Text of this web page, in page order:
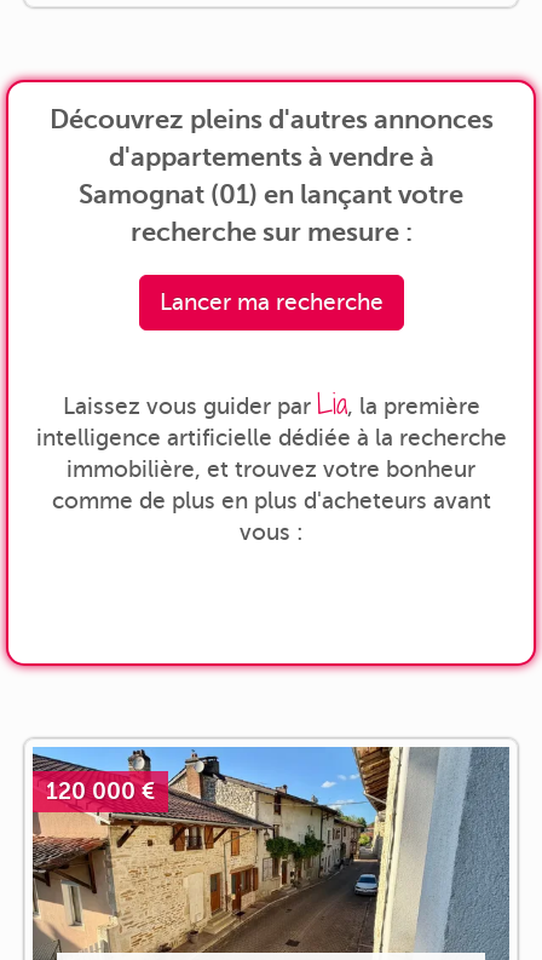
Découvrez pleins d'autres annonces
d'appartements à vendre à
Samognat (01) en lançant votre
recherche sur mesure :
Lancer ma recherche
Laissez vous guider par Lia, la première
intelligence artificielle dédiée à la recherche
immobilière, et trouvez votre bonheur
comme de plus en plus d'acheteurs avant
vous :
120 000 €